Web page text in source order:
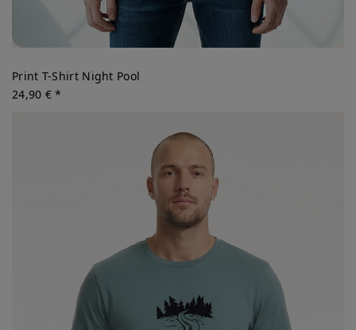
Print T-Shirt Night Pool
24,90 € *